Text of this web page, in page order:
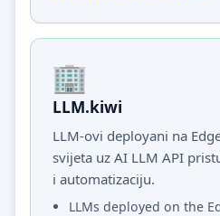
LLM.kiwi
LLM-ovi deployani na
svijeta uz AI LLM API
i automatizaciju.
LLMs deployed on the